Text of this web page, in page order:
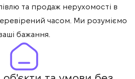
та продаж нерухомості в
часом. Ми розуміємо
бажання.